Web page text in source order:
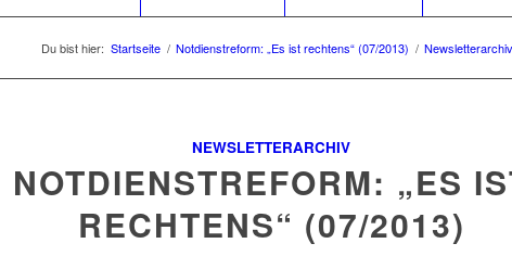
Du bist hier: Startseite / Notdienstreform: „Es ist rechtens“ (07/2013) / Newsletterarchiv
NEWSLETTERARCHIV
NOTDIENSTREFORM: „ES
RECHTENS“ (07/2013)